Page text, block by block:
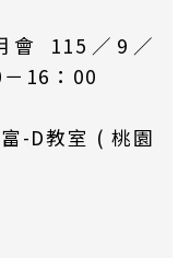
會 115／9／
00－16：00
-D教室 ( 桃園